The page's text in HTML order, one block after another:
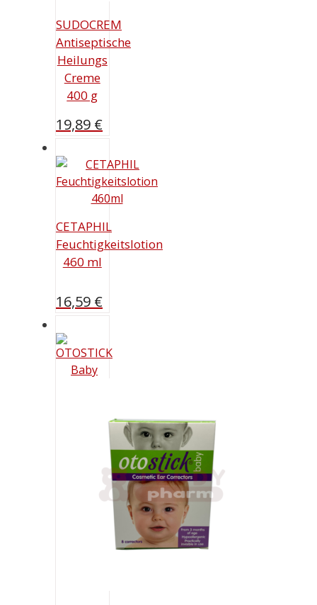
SUDOCREM
Antiseptische
Heilungs
Creme
400 g
19,89 €
CETAPHIL
Feuchtigkeitslotion
460 ml
16,59 €